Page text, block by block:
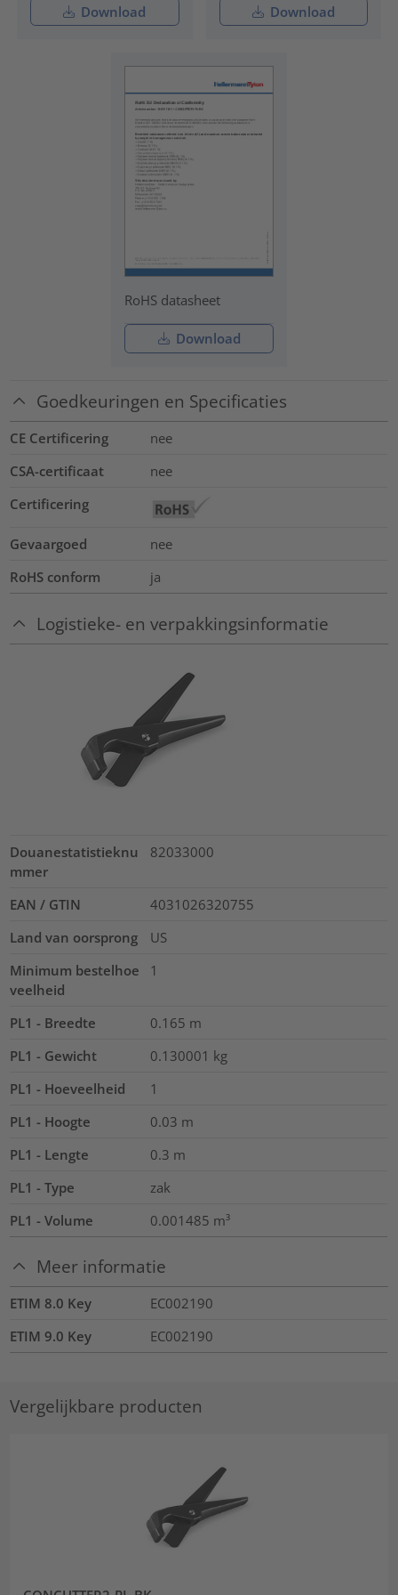
Download Download
RoHS datasheet
Download
Goedkeuringen en Specificaties
CE Certificering
nee
CSA-certificaat
nee
Certificering
Gevaargoed
nee
RoHS conform
ja
Logistieke- en verpakkingsinformatie
Douanestatistieknu
mmer
82033000
EAN / GTIN
4031026320755
Land van oorsprong
US
Minimum bestelhoe
veelheid
1
PL1 - Breedte 0.165 m
PL1 - Gewicht
0.130001 kg
PL1 - Hoeveelheid
1
PL1 - Hoogte
0.03 m
PL1 - Lengte
0.3 m
PL1 - Type
zak
PL1 - Volume
0.001485 m³
Meer informatie
ETIM 8.0 Key
EC002190
ETIM 9.0 Key
EC002190
Vergelijkbare producten